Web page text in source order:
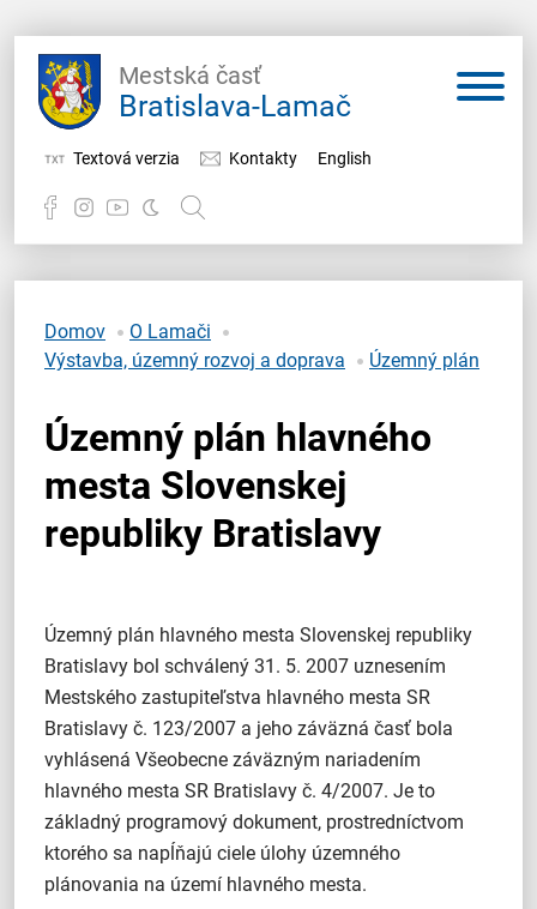
Mestská časť
Bratislava-Lamač
Textová verzia Kontakty English
Samospráva
Miestny úrad
O Lamači
Domov
O Lamači
Výstavba, územný rozvoj a doprava
Územný plán
Územný plán hlavného
mesta Slovenskej
republiky Bratislavy
Územný plán hlavného mesta Slovenskej republiky
Bratislavy bol schválený 31. 5. 2007 uznesením
Mestského zastupiteľstva hlavného mesta SR
Bratislavy č. 123/2007 a jeho záväzná časť bola
vyhlásená Všeobecne záväzným nariadením
hlavného mesta SR Bratislavy č. 4/2007. Je to
základný programový dokument, prostredníctvom
ktorého sa napĺňajú ciele úlohy územného
plánovania na území hlavného mesta.